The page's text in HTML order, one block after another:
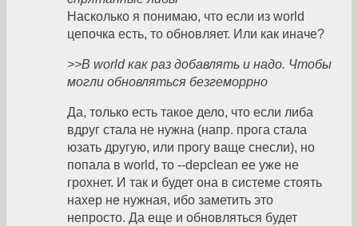
Насколько я понимаю, что если из world
цепочка есть, то обновляет. Или как иначе?
>>В world как раз добавлять и надо. Чтобы
могли обновляться безгеморрно
Да, только есть такое дело, что если либа
вдруг стала не нужна (напр. прога стала
юзать другую, или прогу ваще снесли), но
попала в world, то --depclean ee уже не
грохнет. И так и будет она в системе стоять
нахер не нужная, ибо заметить это
непросто. Да еще и обновляться будет